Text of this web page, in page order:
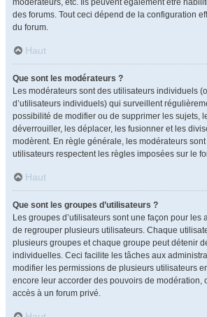
modérateurs, etc. Ils peuvent également être
des forums. Tout ceci dépend de la configuration
du forum.
Haut
Que sont les modérateurs ?
Les modérateurs sont des utilisateurs individuels
d’utilisateurs individuels) qui surveillent
possibilité de modifier ou de supprimer les sujets,
déverrouiller, les déplacer, les fusionner et les
modèrent. En règle générale, les modérateurs
utilisateurs respectent les règles imposées sur le
Haut
Que sont les groupes d’utilisateurs ?
Les groupes d’utilisateurs sont une façon pour les
de regrouper plusieurs utilisateurs. Chaque
plusieurs groupes et chaque groupe peut détenir
individuelles. Ceci facilite les tâches aux
modifier les permissions de plusieurs utilisateurs
encore leur accorder des pouvoirs de modération,
accès à un forum privé.